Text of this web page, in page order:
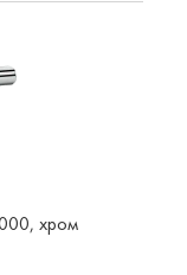
хром